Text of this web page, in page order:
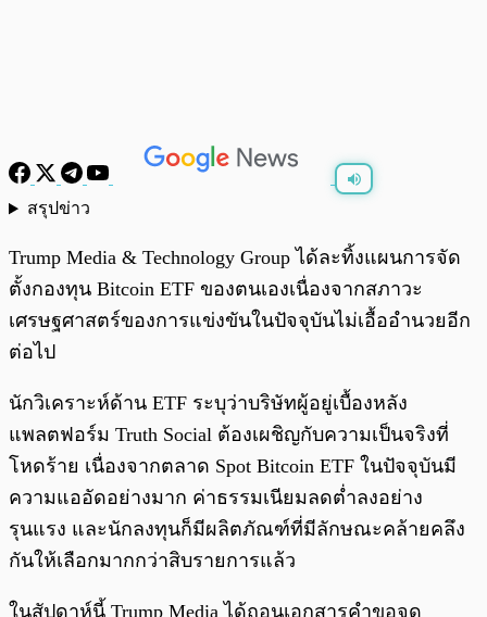
สรุปข่าว
Trump Media & Technology Group ได้ละทิ้งแผนการจัด
ตั้งกองทุน Bitcoin ETF ของตนเองเนื่องจากสภาวะ
เศรษฐศาสตร์ของการแข่งขันในปัจจุบันไม่เอื้ออำนวยอีก
ต่อไป
นักวิเคราะห์ด้าน ETF ระบุว่าบริษัทผู้อยู่เบื้องหลัง
แพลตฟอร์ม Truth Social ต้องเผชิญกับความเป็นจริงที่
โหดร้าย เนื่องจากตลาด Spot Bitcoin ETF ในปัจจุบันมี
ความแออัดอย่างมาก ค่าธรรมเนียมลดต่ำลงอย่าง
รุนแรง และนักลงทุนก็มีผลิตภัณฑ์ที่มีลักษณะคล้ายคลึง
กันให้เลือกมากกว่าสิบรายการแล้ว
ในสัปดาห์นี้ Trump Media ได้ถอนเอกสารคำขอจด